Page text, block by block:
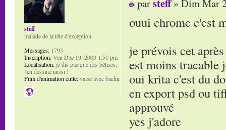
ouui chrome c'est
je prévois cet
est moins tracable
oui krita c'est du
en export psd ou
approuvé
yes j'adore
steff
malade de la tête d'exception
Messages: 1793
Inscription:Ven Déc 19, 2003 1:51 pm
Localisation:je dis pas que des bêtises,
j'en dessine aussi !
Film d'animation culte:valse avec bachir